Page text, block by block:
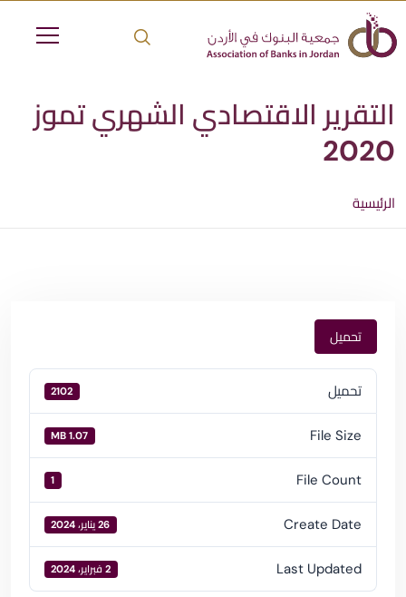
التقرير الاقتصادي الشهري تموز
2020
الرئيسية
تحميل
تحميل 2102
File Size
1.07 MB
File Count
1
Create Date 26 يناير، 2024
Last Updated 2 فبراير، 2024